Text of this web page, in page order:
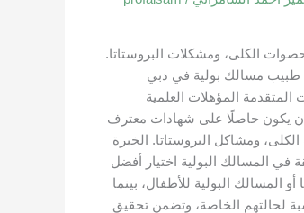
الكلى، ومشكلات البروستاتا.
طبيب مسالك بولية في دبي
المتقدمة المؤهلات العلمية
أن يكون حاصلًا على شهادات معترف
ومشاكل البروستاتا. الخبرة
في المسالك البولية اختيار أفضل
البولية للأطفال، بينما
لحالتهم الخاصة، وتضمن تحقيق